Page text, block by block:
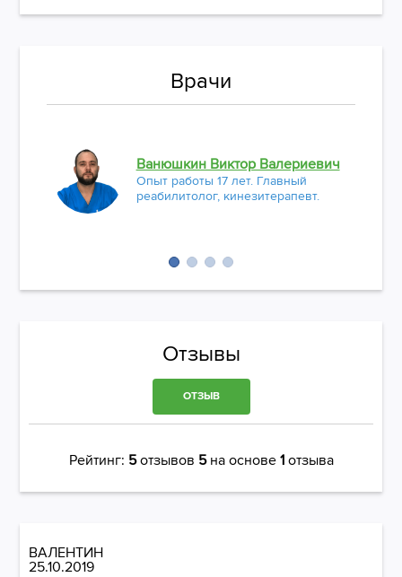
Врачи
Ванюшкин Виктор Валериевич
Опыт работы 17 лет. Главный
реабилитолог, кинезитерапевт.
Отзывы
ОТЗЫВ
Рейтинг: 5отзывов 5на основе 1отзыва
ВАЛЕНТИН
25.10.2019